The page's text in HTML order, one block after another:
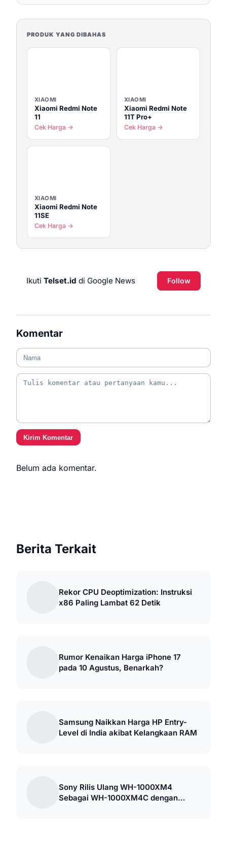
PRODUK YANG DIBAHAS
XIAOMI
Xiaomi Redmi Note
11
Cek Harga →
XIAOMI
Xiaomi Redmi Note
11T Pro+
Cek Harga →
XIAOMI
Xiaomi Redmi Note
11SE
Cek Harga →
Ikuti Telset.id di Google News Follow
Komentar
Kirim Komentar
Belum ada komentar.
Berita Terkait
Rekor CPU Deoptimization: Instruksi
x86 Paling Lambat 62 Detik
Rumor Kenaikan Harga iPhone 17
pada 10 Agustus, Benarkah?
Samsung Naikkan Harga HP Entry-
Level di India akibat Kelangkaan RAM
Sony Rilis Ulang WH-1000XM4
Sebagai WH-1000XM4C dengan